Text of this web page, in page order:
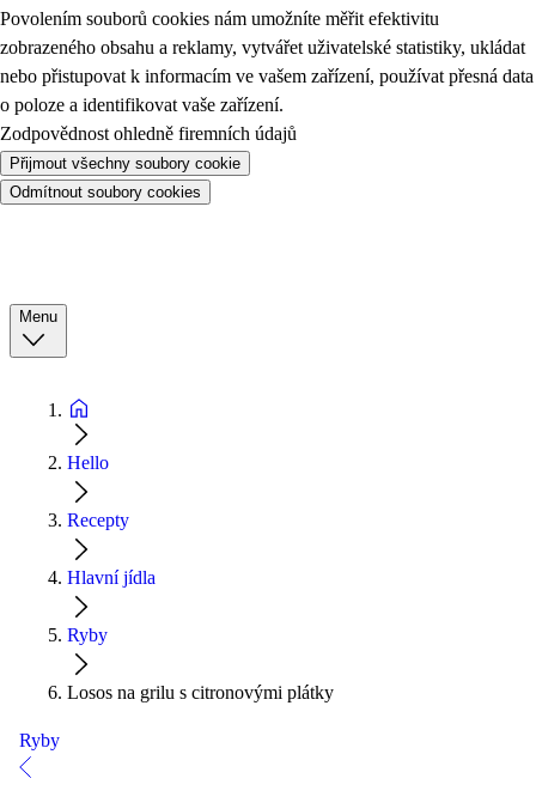
Povolením souborů cookies nám umožníte měřit efektivitu
zobrazeného obsahu a reklamy, vytvářet uživatelské statistiky, ukládat
nebo přistupovat k informacím ve vašem zařízení, používat přesná data
o poloze a identifikovat vaše zařízení.
Zodpovědnost ohledně firemních údajů
Přijmout všechny soubory cookie
Odmítnout soubory cookies
Menu
Hello
Recepty
Hlavní jídla
Ryby
Losos na grilu s citronovými plátky
Ryby